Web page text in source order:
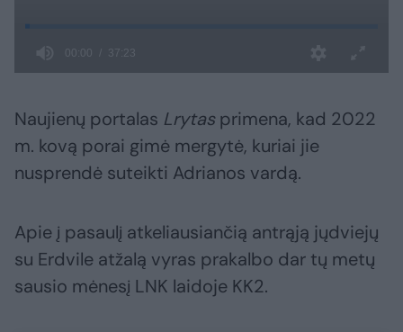
Naujienų portalas Lrytasprimena, kad 2022
m. kovą porai gimė mergytė, kuriai jie
nusprendė suteikti Adrianos vardą.
Apie į pasaulį atkeliausiančią antrąją jųdviejų
su Erdvile atžalą vyras prakalbo dar tų metų
sausio mėnesį LNK laidoje KK2.